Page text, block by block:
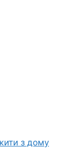
з дому